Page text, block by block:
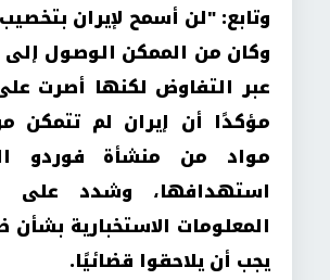
وتابع: "لن أسمح لإيران
وكان من الممكن الوصول إلى
عبر التفاوض لكنها أصرت
مؤكدًا أن إيران لم تتمكن
مواد من منشأة فوردو
استهدافها، وشدد على
المعلومات الاستخبارية بشأن
يجب أن يلاحقوا قضائيًا.